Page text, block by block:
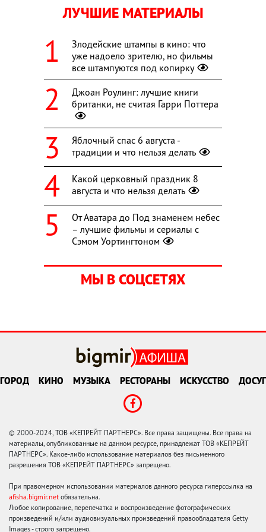
ЛУЧШИЕ МАТЕРИАЛЫ
Злодейские штампы в кино: что
уже надоело зрителю, но фильмы
все штампуются под копирку
Джоан Роулинг: лучшие книги
британки, не считая Гарри Поттера
Яблочный спас 6 августа -
традиции и что нельзя делать
Какой церковный праздник 8
августа и что нельзя делать
От Аватара до Под знаменем небес
– лучшие фильмы и сериалы с
Сэмом Уортингтоном
МЫ В СОЦСЕТЯХ
ГОРОД КИНО МУЗЫКА РЕСТОРАНЫ ИСКУССТВО ДОСУГ
© 2000-2024, ТОВ «КЕПРЕЙТ ПАРТНЕРС». Все права защищены. Все права на
материалы, опубликованные на данном ресурсе, принадлежат ТОВ «КЕПРЕЙТ
ПАРТНЕРС». Какое-либо использование материалов без письменного
разрешения ТОВ «КЕПРЕЙТ ПАРТНЕРС» запрещено.
При правомерном использовании материалов данного ресурса гиперссылка на
afisha.bigmir.net обязательна.
Любое копирование, перепечатка и воспроизведение фотографических
произведений и/или аудиовизуальных произведений правообладателя Getty
Images - строго запрещено.